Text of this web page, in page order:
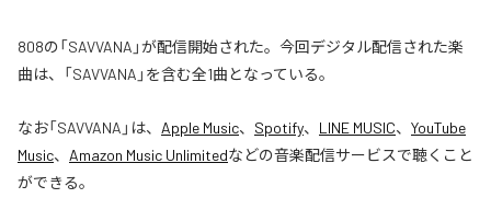
808の「SAVVANA」が配信開始された。今回デジタル配信された楽
曲は、「SAVVANA」を含む全1曲となっている。
なお「SAVVANA 」は、 Apple Music、 Spotify、 LINE MUSIC、 YouTube
Music、 Amazon Music Unlimitedなどの音楽配信サービスで聴くこと
ができる。